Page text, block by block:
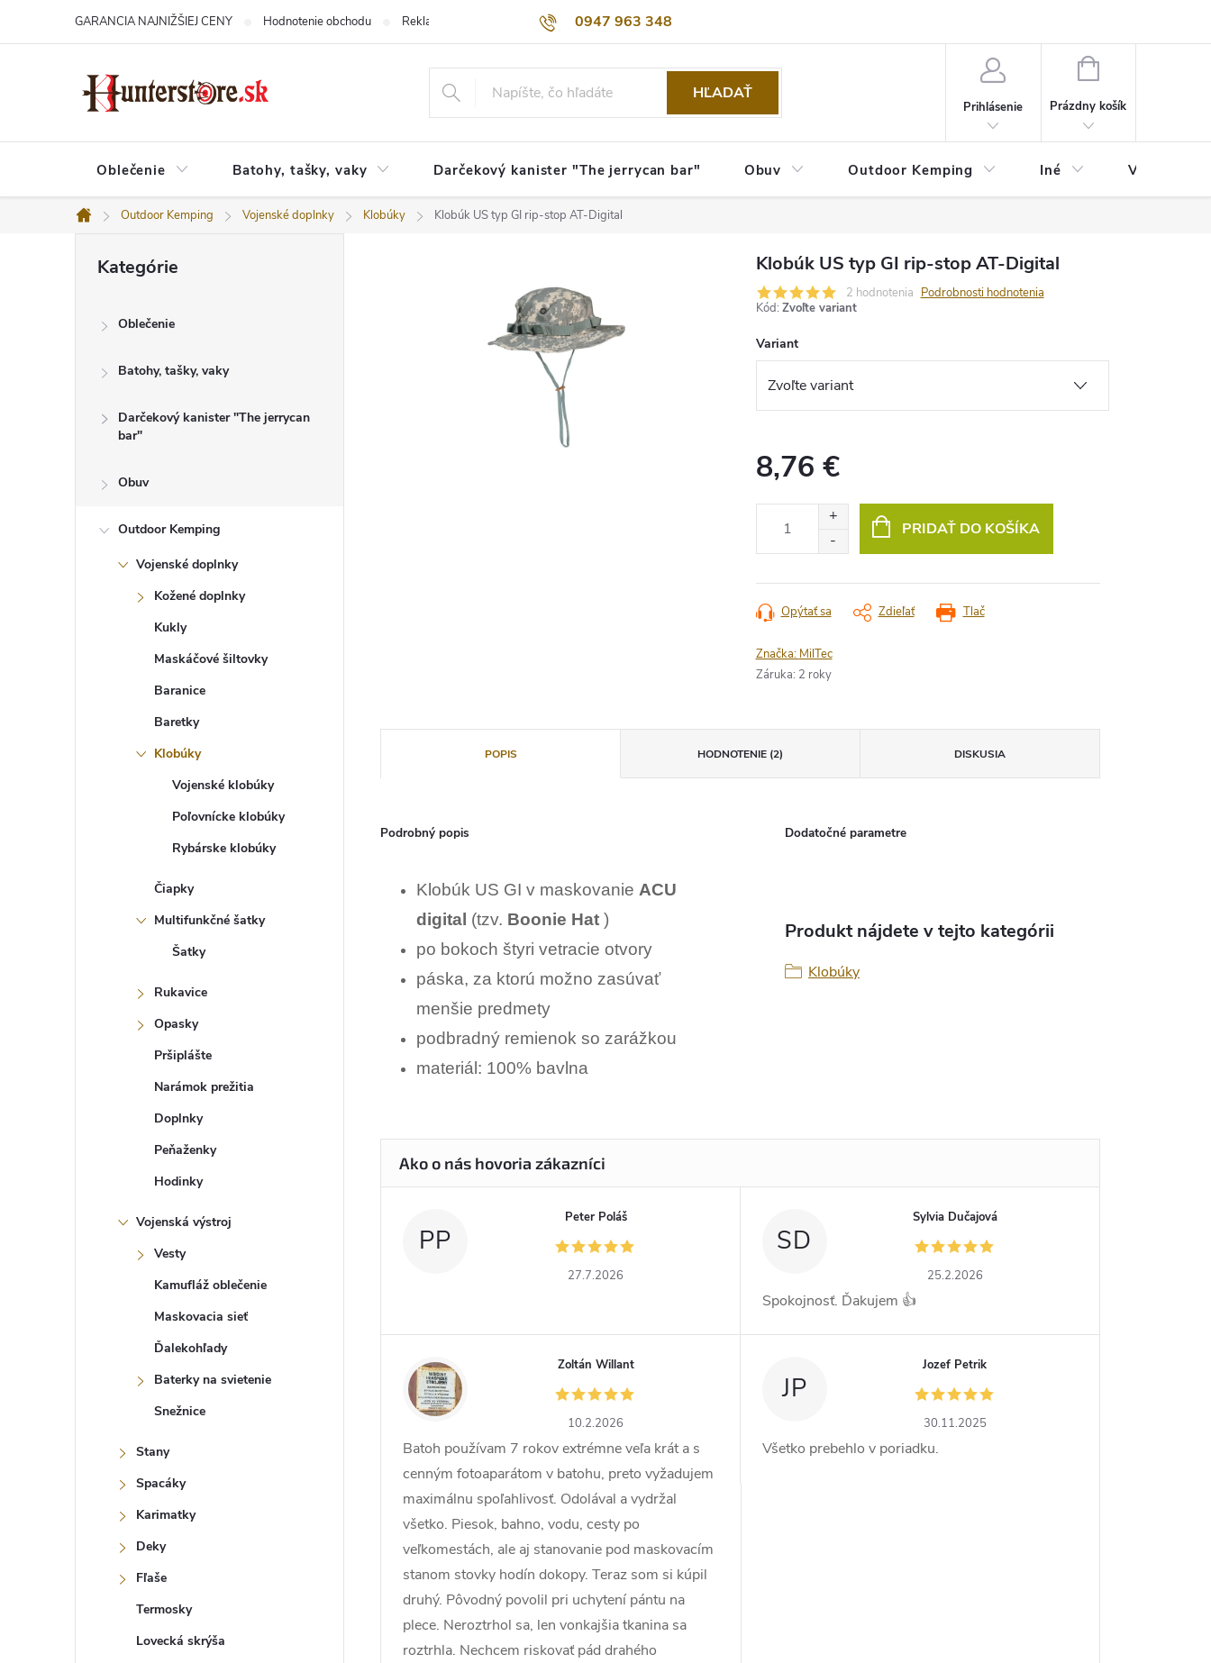
0947 963 348
GARANCIA NAJNIŽŠIEJ CENY Hodnotenie obchodu Reklamačný poriadok Obchodné podmienky
HĽADAŤ
Prihlásenie
NÁKUPNÝ
Prázdny košík
Oblečenie Batohy, tašky, vaky Darčekový kanister "The jerrycan bar" Obuv Outdoor Kemping Iné Veľkostná
Domov
Outdoor Kemping Vojenské doplnky Klobúky Klobúk US typ GI rip-stop AT-Digital
kategórie
Kategórie
Oblečenie
Batohy, tašky, vaky
Darčekový kanister "The jerrycan
bar"
Obuv
Outdoor Kemping
Vojenské doplnky
Kožené doplnky
Kukly
Maskáčové šiltovky
Baranice
Baretky
Klobúky
Vojenské klobúky
Poľovnícke klobúky
Rybárske klobúky
Čiapky
Multifunkčné šatky
Šatky
Rukavice
Opasky
Pršiplášte
Narámok prežitia
Doplnky
Peňaženky
Hodinky
Vojenská výstroj
Vesty
Kamufláž oblečenie
Maskovacia sieť
Ďalekohľady
Baterky na svietenie
Snežnice
Stany
Spacáky
Karimatky
Deky
Fľaše
Termosky
Lovecká skrýša
Klobúk US typ GI rip-stop AT-Digital
2 hodnotenia Podrobnosti hodnotenia
Kód: Zvoľte variant
Variant
8,76 €
PRIDAŤ DO KOŠÍKA
Tlač
Opýtať sa Zdieľať
Značka: MilTec
Záruka: 2 roky
POPIS HODNOTENIE (2) DISKUSIA
Podrobný popis
Klobúk US GI v maskovanie ACU
digital (tzv. Boonie Hat )
po bokoch štyri vetracie otvory
páska, za ktorú možno zasúvať
menšie predmety
podbradný remienok so zarážkou
materiál: 100% bavlna
Dodatočné parametre
Produkt nájdete v tejto kategórii
Klobúky
PP
Peter Poláš
27.7.2026
SD
Sylvia Dučajová
25.2.2026
Spokojnosť. Ďakujem 👍
ZW
Zoltán Willant
10.2.2026
Batoh používam 7 rokov extrémne veľa krát a s
cenným fotoaparátom v batohu, preto vyžadujem
maximálnu spoľahlivosť. Odolával a vydržal
všetko. Piesok, bahno, vodu, cesty po
veľkomestách, ale aj stanovanie pod maskovacím
stanom stovky hodín dokopy. Teraz som si kúpil
druhý. Pôvodný povolil pri uchytení pántu na
plece. Neroztrhol sa, len vonkajšia tkanina sa
roztrhla. Nechcem riskovať pád drahého
JP
Jozef Petrik
30.11.2025
Všetko prebehlo v poriadku.